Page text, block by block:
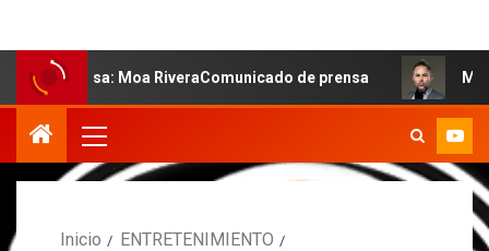
Moa RiveraComunicado de prensa MARCOS
Inicio
ENTRETENIMIENTO